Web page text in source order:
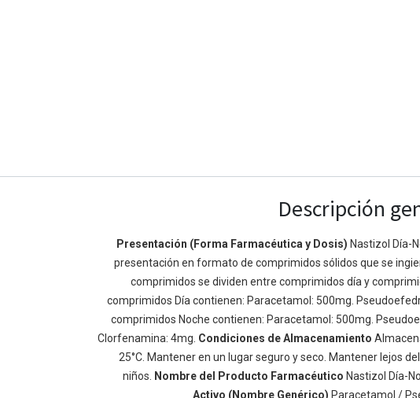
Descripción
Presentación (Forma Farmacéutica y Dosis) Nastizol Día-
presentación en formato de comprimidos sólidos que se
comprimidos se dividen entre comprimidos día y
comprimidos Día contienen: Paracetamol: 500mg.
comprimidos Noche contienen: Paracetamol: 500mg.
Clorfenamina: 4mg. Condiciones de Almacenamiento
25°C. Mantener en un lugar seguro y seco. Mantener lejos
niños.
Nombre del Producto Farmacéutico Nastizol Día-
Activo (Nombre Genérico) Paracetamol /
Enlaces de Ínteres
Inicio
Acerca de
Productos
Servicios
Política de privacidad
Acerca de
Somos un equipo de personas
mejorar la vida de todos a
Construimos grandes
de negocio. Nuestros productos
pequeñas y medianas
rendimiento.